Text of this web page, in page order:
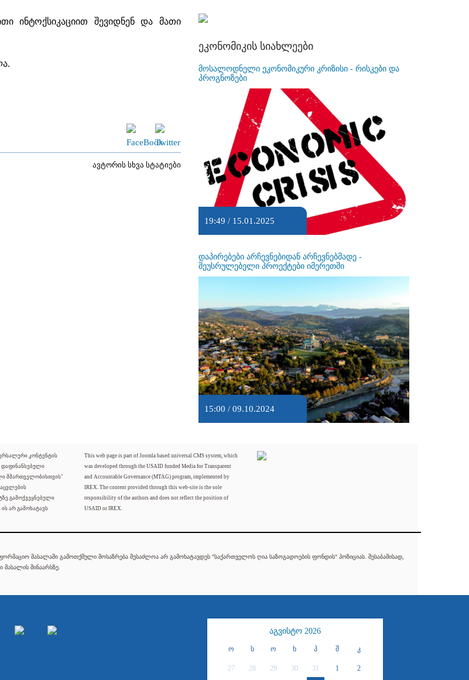
ინტოქსიკაციით შევიდნენ და მათი
ავტორის სხვა სტატიები
ეკონომიკის სიახლეები
მოსალოდნელი ეკონომიკური კრიზისი - რისკები და
პროგნოზები
19:49 / 15.01.2025
დაპირებები არჩევნებიდან არჩევნებმადე -
შეუსრულებელი პროექტები იმერეთში
15:00 / 09.10.2024
კონტენტის
დაფინანსებული
მმართველობისთვის"
გამოქვეყნებული
არ გამოხატავს
This web page is part of Joomla based universal CMS system, which
was developed through the USAID funded Media for Transparent
and Accountable Governance (MTAG) program, implemented by
IREX. The content provided through this web-site is the sole
responsibility of the authors and does not reflect the position of
USAID or IREX.
მასალაში გამოთქმული მოსაზრება შესაძლოა არ გამოხატავდეს "საქართველოს ღია საზოგადოების ფონდის" პოზიციას. შესაბამისად,
შინაარსზე.
აგვისტო 2026
ო ს ო ხ პ შ კ
27 28 29 30 31 1 2